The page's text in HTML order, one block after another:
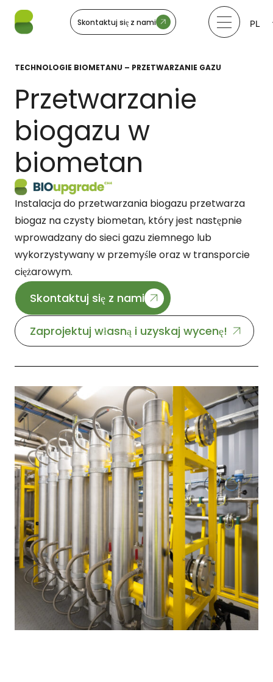
Skontaktuj się z nami
PL
TECHNOLOGIE BIOMETANU – PRZETWARZANIE GAZU
Przetwarzanie
biogazu w
biometan
Instalacja do przetwarzania biogazu przetwarza
biogaz na czysty biometan, który jest następnie
wprowadzany do sieci gazu ziemnego lub
wykorzystywany w przemyśle oraz w transporcie
ciężarowym.
Skontaktuj się z nami
Zaprojektuj własną i uzyskaj wycenę!